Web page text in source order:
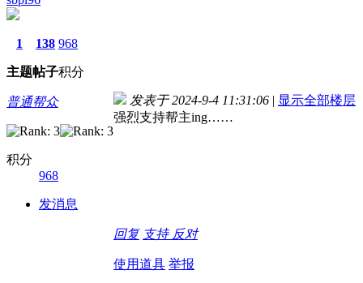
1
主题
138
帖子
968
积分
普通帮众
积分
968
发消息
发表于 2024-9-4 11:31:06 | 显示全部楼层
强烈支持帮主ing……
回复 支持 反对
使用道具 举报